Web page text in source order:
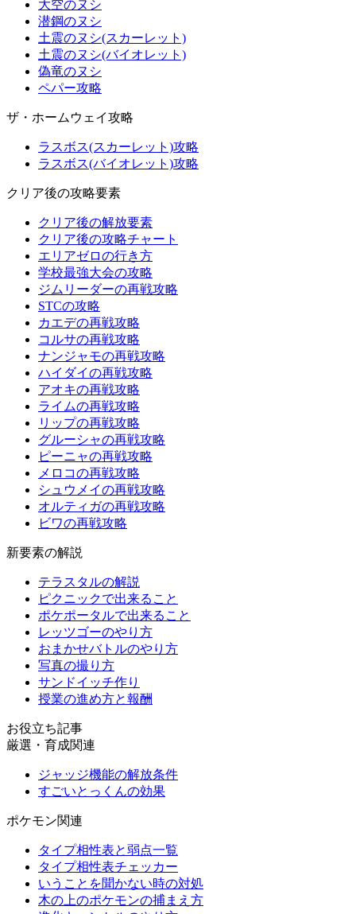
大空のヌシ
潜鋼のヌシ
土震のヌシ(スカーレット)
土震のヌシ(バイオレット)
偽竜のヌシ
ペパー攻略
ザ・ホームウェイ攻略
ラスボス(スカーレット)攻略
ラスボス(バイオレット)攻略
クリア後の攻略要素
クリア後の解放要素
クリア後の攻略チャート
エリアゼロの行き方
学校最強大会の攻略
ジムリーダーの再戦攻略
STCの攻略
カエデの再戦攻略
コルサの再戦攻略
ナンジャモの再戦攻略
ハイダイの再戦攻略
アオキの再戦攻略
ライムの再戦攻略
リップの再戦攻略
グルーシャの再戦攻略
ピーニャの再戦攻略
メロコの再戦攻略
シュウメイの再戦攻略
オルティガの再戦攻略
ビワの再戦攻略
新要素の解説
テラスタルの解説
ピクニックで出来ること
ポケポータルで出来ること
レッツゴーのやり方
おまかせバトルのやり方
写真の撮り方
サンドイッチ作り
授業の進め方と報酬
お役立ち記事
厳選・育成関連
ジャッジ機能の解放条件
すごいとっくんの効果
ポケモン関連
タイプ相性表と弱点一覧
タイプ相性表チェッカー
いうことを聞かない時の対処
木の上のポケモンの捕まえ方